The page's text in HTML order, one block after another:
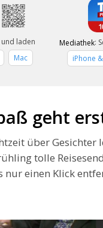
laden
Mac
Mediathek:
iPhone
geht
über Gesichter
tolle
nur einen Klick